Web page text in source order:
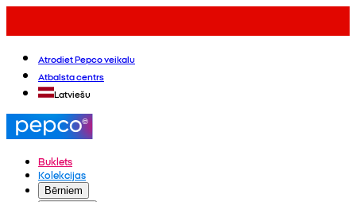
Atrodiet Pepco veikalu
Atbalsta centrs
Latviešu
Buklets
Kolekcijas
Bērniem